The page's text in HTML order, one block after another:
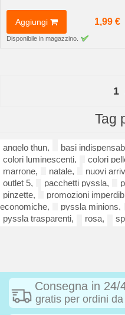
Aggiungi 1,99 €
Disponibile in magazzino.
1
Tag
angelo thun, basi
colori luminescenti,
colori
marrone,
natale, nuovi
outlet 5,
pacchetti pyssla,
pinzette,
promozioni
economiche,
pyssla minions,
pyssla trasparenti,
rosa,
Consegna in 24/
gratis per ordini